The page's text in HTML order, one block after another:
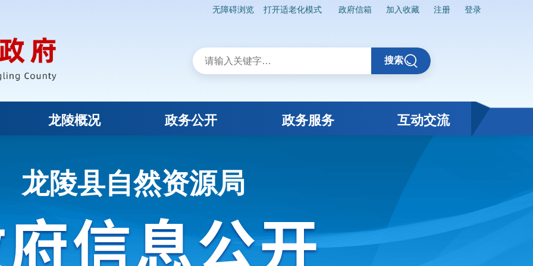
无障碍浏览 打开适老化模式 政府信箱 加入收藏 注册 登录
搜索
龙陵概况 政务公开 政务服务 互动交流
龙陵县自然资源局